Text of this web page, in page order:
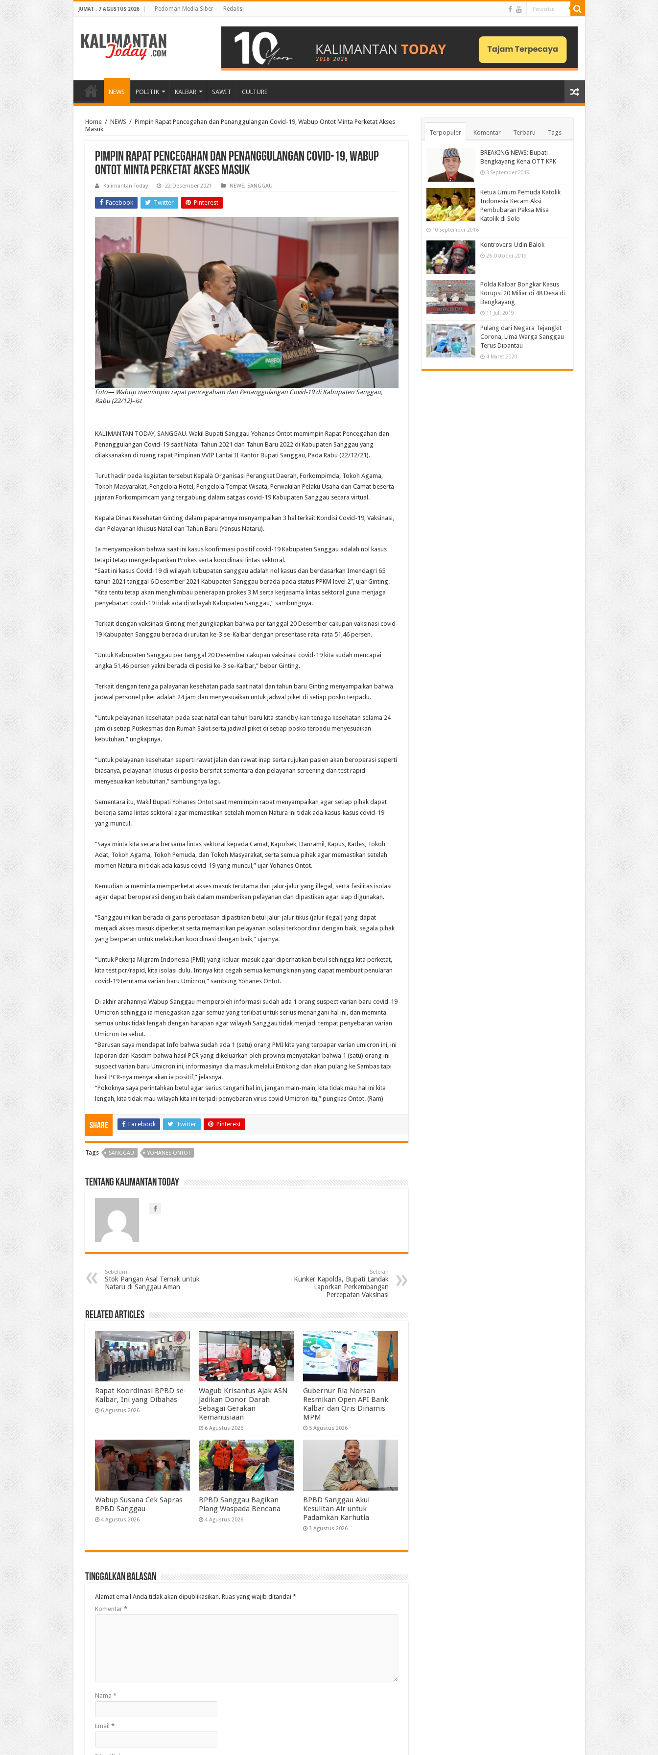
JUMAT , 7 AGUSTUS 2026 Pedoman Media Siber Redaksi
NEWS POLITIK KALBAR SAWIT CULTURE
Home / NEWS / Pimpin Rapat Pencegahan dan Penanggulangan Covid-19, Wabup Ontot Minta Perketat Akses
Masuk
Pimpin Rapat Pencegahan dan Penanggulangan Covid-19, Wabup
Ontot Minta Perketat Akses Masuk
Kalimantan Today 22 Desember 2021 NEWS, SANGGAU
Facebook Twitter Pinterest
Foto— Wabup memimpin rapat pencegaham dan Penanggulangan Covid-19 di Kabupaten Sanggau,
Rabu (22/12)–ist
KALIMANTAN TODAY, SANGGAU. Wakil Bupati Sanggau Yohanes Ontot memimpin Rapat Pencegahan dan
Penanggulangan Covid-19 saat Natal Tahun 2021 dan Tahun Baru 2022 di Kabupaten Sanggau yang
dilaksanakan di ruang rapat Pimpinan VVIP Lantai II Kantor Bupati Sanggau, Pada Rabu (22/12/21).
Turut hadir pada kegiatan tersebut Kepala Organisasi Perangkat Daerah, Forkompimda, Tokoh Agama,
Tokoh Masyarakat, Pengelola Hotel, Pengelola Tempat Wisata, Perwakilan Pelaku Usaha dan Camat beserta
jajaran Forkompimcam yang tergabung dalam satgas covid-19 Kabupaten Sanggau secara virtual.
Kepala Dinas Kesehatan Ginting dalam paparannya menyampaikan 3 hal terkait Kondisi Covid-19, Vaksinasi,
dan Pelayanan khusus Natal dan Tahun Baru (Yansus Nataru).
Ia menyampaikan bahwa saat ini kasus konfirmasi positif covid-19 Kabupaten Sanggau adalah nol kasus
tetapi tetap mengedepankan Prokes serta koordinasi lintas sektoral.
“Saat ini kasus Covid-19 di wilayah kabupaten sanggau adalah nol kasus dan berdasarkan Imendagri 65
tahun 2021 tanggal 6 Desember 2021 Kabupaten Sanggau berada pada status PPKM level 2”, ujar Ginting.
“Kita tentu tetap akan menghimbau penerapan prokes 3 M serta kerjasama lintas sektoral guna menjaga
penyebaran covid-19 tidak ada di wilayah Kabupaten Sanggau,” sambungnya.
Terkait dengan vaksinasi Ginting mengungkapkan bahwa per tanggal 20 Desember cakupan vaksinasi covid-
19 Kabupaten Sanggau berada di urutan ke-3 se-Kalbar dengan presentase rata-rata 51,46 persen.
“Untuk Kabupaten Sanggau per tanggal 20 Desember cakupan vaksinasi covid-19 kita sudah mencapai
angka 51,46 persen yakni berada di posisi ke-3 se-Kalbar,” beber Ginting.
Terkait dengan tenaga palayanan kesehatan pada saat natal dan tahun baru Ginting menyampaikan bahwa
jadwal personel piket adalah 24 jam dan menyesuaikan untuk jadwal piket di setiap posko terpadu.
“Untuk pelayanan kesehatan pada saat natal dan tahun baru kita standby-kan tenaga kesehatan selama 24
jam di setiap Puskesmas dan Rumah Sakit serta jadwal piket di setiap posko terpadu menyesuaikan
kebutuhan,” ungkapnya.
“Untuk pelayanan kesehatan seperti rawat jalan dan rawat inap serta rujukan pasien akan beroperasi seperti
biasanya, pelayanan khusus di posko bersifat sementara dan pelayanan screening dan test rapid
menyesuaikan kebutuhan,” sambungnya lagi.
Sementara itu, Wakil Bupati Yohanes Ontot saat memimpin rapat menyampaikan agar setiap pihak dapat
bekerja sama lintas sektoral agar memastikan setelah momen Natura ini tidak ada kasus-kasus covid-19
yang muncul.
“Saya minta kita secara bersama lintas sektoral kepada Camat, Kapolsek, Danramil, Kapus, Kades, Tokoh
Adat, Tokoh Agama, Tokoh Pemuda, dan Tokoh Masyarakat, serta semua pihak agar memastikan setelah
momen Natura ini tidak ada kasus covid-19 yang muncul,” ujar Yohanes Ontot.
Kemudian ia meminta memperketat akses masuk terutama dari jalur-jalur yang illegal, serta fasilitas isolasi
agar dapat beroperasi dengan baik dalam memberikan pelayanan dan dipastikan agar siap digunakan.
“Sanggau ini kan berada di garis perbatasan dipastikan betul jalur-jalur tikus (jalur ilegal) yang dapat
menjadi akses masuk diperketat serta memastikan pelayanan isolasi terkoordinir dengan baik, segala pihak
yang berperan untuk melakukan koordinasi dengan baik,” ujarnya.
“Untuk Pekerja Migram Indonesia (PMI) yang keluar-masuk agar diperhatikan betul sehingga kita perketat,
kita test pcr/rapid, kita isolasi dulu. Intinya kita cegah semua kemungkinan yang dapat membuat penularan
covid-19 terutama varian baru Umicron,” sambung Yohanes Ontot.
Di akhir arahannya Wabup Sanggau memperoleh informasi sudah ada 1 orang suspect varian baru covid-19
Umicron sehingga ia menegaskan agar semua yang terlibat untuk serius menangani hal ini, dan meminta
semua untuk tidak lengah dengan harapan agar wilayah Sanggau tidak menjadi tempat penyebaran varian
Umicron tersebut.
“Barusan saya mendapat Info bahwa sudah ada 1 (satu) orang PMI kita yang terpapar varian umicron ini, ini
laporan dari Kasdim bahwa hasil PCR yang dikeluarkan oleh provinsi menyatakan bahwa 1 (satu) orang ini
suspect varian baru Umicron ini, informasinya dia masuk melalui Entikong dan akan pulang ke Sambas tapi
hasil PCR-nya menyatakan ia positif,” jelasnya.
“Pokoknya saya perintahkan betul agar serius tangani hal ini, jangan main-main, kita tidak mau hal ini kita
lengah, kita tidak mau wilayah kita ini terjadi penyebaran virus covid Umicron itu,” pungkas Ontot. (Ram)
Share Facebook Twitter Pinterest
Tags SANGGAU YOHANES ONTOT
Tentang Kalimantan Today
Sebelum
Stok Pangan Asal Ternak untuk
Nataru di Sanggau Aman
Setelah
Kunker Kapolda, Bupati Landak
Laporkan Perkembangan
Percepatan Vaksinasi
Related Articles
Rapat Koordinasi BPBD se-
Kalbar, Ini yang Dibahas
6 Agustus 2026
Wagub Krisantus Ajak ASN
Jadikan Donor Darah
Sebagai Gerakan
Kemanusiaan
6 Agustus 2026
Gubernur Ria Norsan
Resmikan Open API Bank
Kalbar dan Qris Dinamis
MPM
5 Agustus 2026
Wabup Susana Cek Sapras
BPBD Sanggau
4 Agustus 2026
BPBD Sanggau Bagikan
Plang Waspada Bencana
4 Agustus 2026
BPBD Sanggau Akui
Kesulitan Air untuk
Padamkan Karhutla
3 Agustus 2026
Tinggalkan Balasan
Alamat email Anda tidak akan dipublikasikan. Ruas yang wajib ditandai *
Komentar *
Nama *
Email *
Terpopuler Komentar Terbaru Tags
BREAKING NEWS: Bupati
Bengkayang Kena OTT KPK
3 September 2019
Ketua Umum Pemuda Katolik
Indonesia Kecam Aksi
Pembubaran Paksa Misa
Katolik di Solo
10 September 2016
Kontroversi Udin Balok
26 Oktober 2019
Polda Kalbar Bongkar Kasus
Korupsi 20 Miliar di 48 Desa di
Bengkayang
11 Juli 2019
Pulang dari Negara Tejangkit
Corona, Lima Warga Sanggau
Terus Dipantau
4 Maret 2020